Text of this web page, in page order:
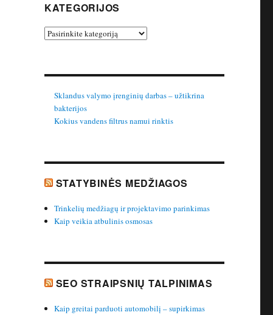
KATEGORIJOS
Kategorijos
Sklandus valymo įrenginių darbas – užtikrina
bakterijos
Kokius vandens filtrus namui rinktis
STATYBINĖS MEDŽIAGOS
Trinkelių medžiagų ir projektavimo parinkimas
Kaip veikia atbulinis osmosas
SEO STRAIPSNIŲ TALPINIMAS
Kaip greitai parduoti automobilį – supirkimas